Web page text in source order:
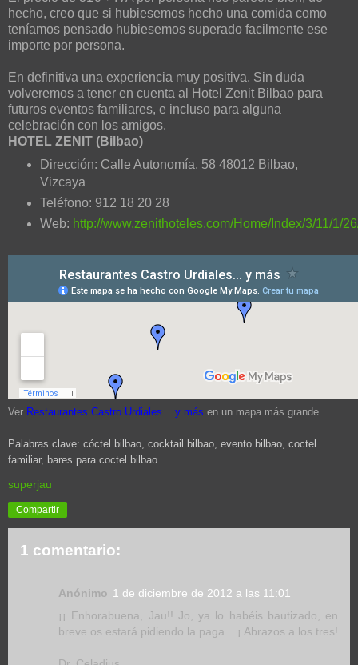
hecho, creo que si hubiesemos hecho una comida como
teníamos pensado hubiesemos superado facilmente ese
importe por persona.
En definitiva una experiencia muy positiva. Sin duda
volveremos a tener en cuenta al Hotel Zenit Bilbao para
futuros eventos familiares, e incluso para alguna
celebración con los amigos.
HOTEL ZENIT (Bilbao)
Dirección: Calle Autonomía, 58 48012 Bilbao,
Vizcaya
Teléfono: 912 18 20 28
Web: http://www.zenithoteles.com/Home/Index/3/11/1/
Ver Restaurantes Castro Urdiales... y más en un mapa más grande
Palabras clave: cóctel bilbao, cocktail bilbao, evento bilbao, coctel
familiar, bares para coctel bilbao
superjau
Compartir
1 comentario:
Anónimo 1 de diciembre de 2012 a las 11:01
¡¡ Enhorabuena, Jau!! Jo, ya lo habéis bautizado, en
breve os estará pidiendo la paga... ¡ Abrazos a los tres!